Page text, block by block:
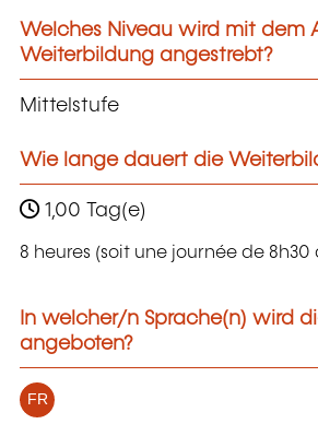
Welches Niveau wird mit dem
Weiterbildung angestrebt?
Mittelstufe
Wie lange dauert die
1,00 Tag(e)
8 heures (soit une journée de 8h30
In welcher/n Sprache(n) wird
angeboten?
FR